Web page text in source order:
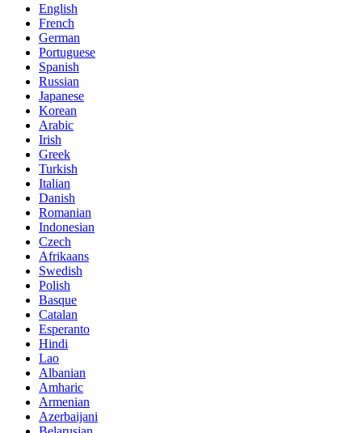
English
French
German
Portuguese
Spanish
Russian
Japanese
Korean
Arabic
Irish
Greek
Turkish
Italian
Danish
Romanian
Indonesian
Czech
Afrikaans
Swedish
Polish
Basque
Catalan
Esperanto
Hindi
Lao
Albanian
Amharic
Armenian
Azerbaijani